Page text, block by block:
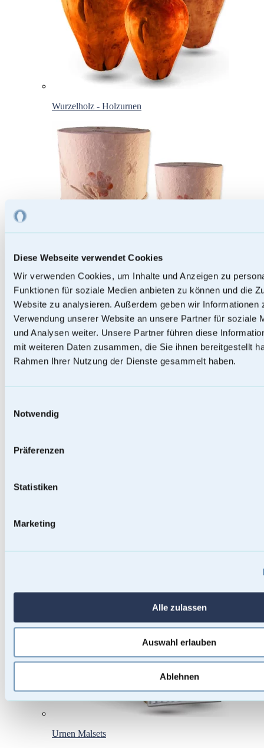
Diese Webseite verwendet Cookies
Wir verwenden Cookies, um Inhalte und Anzeigen zu
Funktionen für soziale Medien anbieten zu können und die
Website zu analysieren. Außerdem geben wir Informationen
Verwendung unserer Website an unsere Partner für soziale
und Analysen weiter. Unsere Partner führen diese
mit weiteren Daten zusammen, die Sie ihnen bereitgestellt
Rahmen Ihrer Nutzung der Dienste gesammelt haben.
Notwendig
Präferenzen
Statistiken
Marketing
Alle zulassen
Auswahl erlauben
Ablehnen
Wurzelholz - Holzurnen
Papierurnen
Baumstammurnen
Urnen Malsets